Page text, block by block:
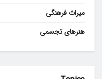
میراث فرهنگی
هنرهای تجسمی